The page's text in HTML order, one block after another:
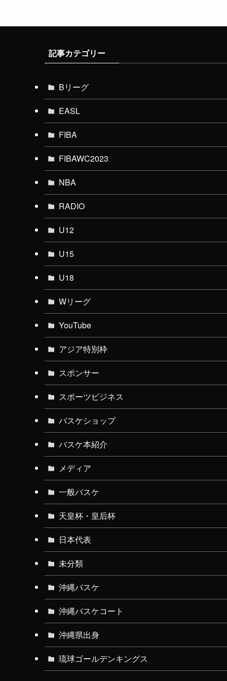
記事カテゴリー
Bリーグ
EASL
FIBA
FIBAWC2023
NBA
RADIO
U12
U15
U18
Wリーグ
YouTube
アジア特別枠
スポンサー
スポーツビジネス
バスケショップ
バスケ本紹介
メディア
一般バスケ
天皇杯・皇后杯
日本代表
未分類
沖縄バスケ
沖縄バスケコート
沖縄県出身
琉球ゴールデンキングス